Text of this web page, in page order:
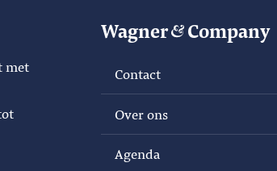
met
Wagner Company
Contact
Over ons
Agenda